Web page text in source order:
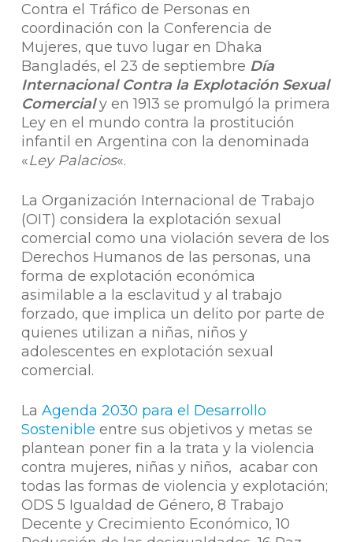
Contra el Tráfico de Personas en
coordinación con la Conferencia de
Mujeres, que tuvo lugar en Dhaka
Bangladés, el 23 de septiembre Día
Internacional Contra la Explotación Sexual
Comercialy en 1913 se promulgó la primera
Ley en el mundo contra la prostitución
infantil en Argentina con la denominada
«Ley Palacios«.
La Organización Internacional de Trabajo
(OIT) considera la explotación sexual
comercial como una violación severa de los
Derechos Humanos de las personas, una
forma de explotación económica
asimilable a la esclavitud y al trabajo
forzado, que implica un delito por parte de
quienes utilizan a niñas, niños y
adolescentes en explotación sexual
comercial.
La Agenda 2030 para el Desarrollo
Sostenible entre sus objetivos y metas se
plantean poner fin a la trata y la violencia
contra mujeres, niñas y niños, acabar con
todas las formas de violencia y explotación;
ODS 5 Igualdad de Género, 8 Trabajo
Decente y Crecimiento Económico, 10